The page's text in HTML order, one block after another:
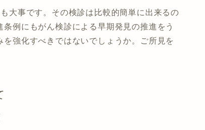
大事です。その検診は比較的簡単に出来るの
例にもがん検診による早期発見の推進をう
強化すべきではないでしょうか。ご所見を